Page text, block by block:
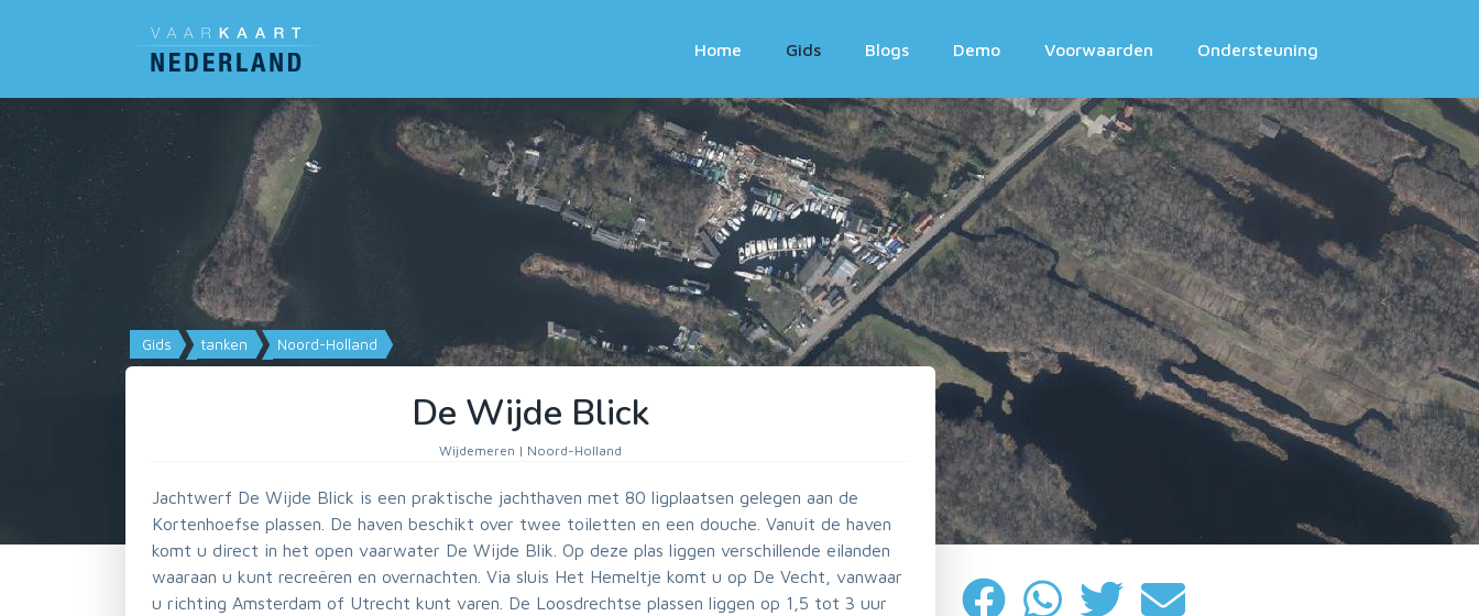
Home Gids Blogs Demo Voorwaarden Ondersteuning
Gids tanken Noord-Holland
De Wijde Blick
Wijdemeren | Noord-Holland
Jachtwerf De Wijde Blick is een praktische jachthaven met 80 ligplaatsen gelegen aan de
Kortenhoefse plassen. De haven beschikt over twee toiletten en een douche. Vanuit de haven
komt u direct in het open vaarwater De Wijde Blik. Op deze plas liggen verschillende eilanden
waaraan u kunt recreëren en overnachten. Via sluis Het Hemeltje komt u op De Vecht, vanwaar
u richting Amsterdam of Utrecht kunt varen. De Loosdrechtse plassen liggen op 1,5 tot 3 uur